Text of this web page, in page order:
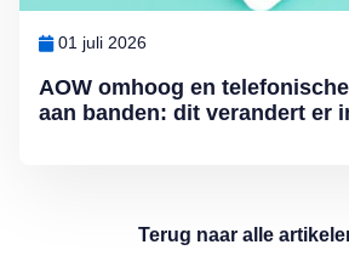
AOW omhoog en
aan banden: dit verandert er
01 juli 2026
Terug naar alle